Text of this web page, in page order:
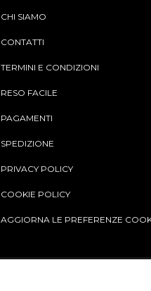
CHI SIAMO
CONTATTI
TERMINI E CONDIZIONI
RESO FACILE
PAGAMENTI
SPEDIZIONE
PRIVACY POLICY
COOKIE POLICY
AGGIORNA LE PREFERENZE